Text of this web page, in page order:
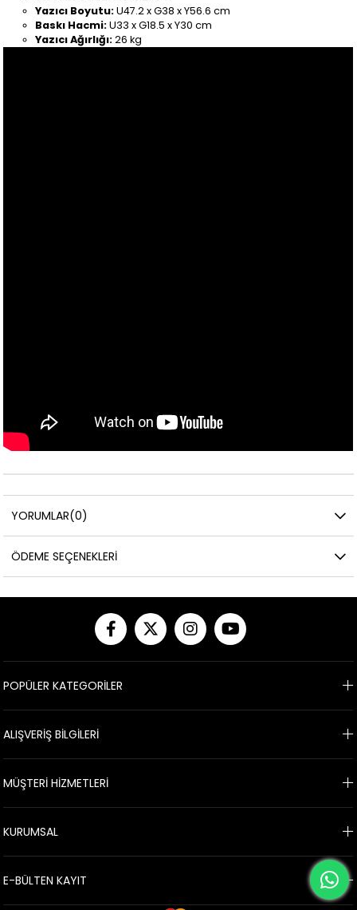
Yazıcı Boyutu: U47.2 x G38 x Y56.6 cm
Baskı Hacmi: U33 x G18.5 x Y30 cm
Yazıcı Ağırlığı: 26 kg
YORUMLAR(0)
ÖDEME SEÇENEKLERI
POPÜLER KATEGORİLER
ALIŞVERİŞ BİLGİLERİ
MÜŞTERİ HİZMETLERİ
KURUMSAL
E-BÜLTEN KAYIT